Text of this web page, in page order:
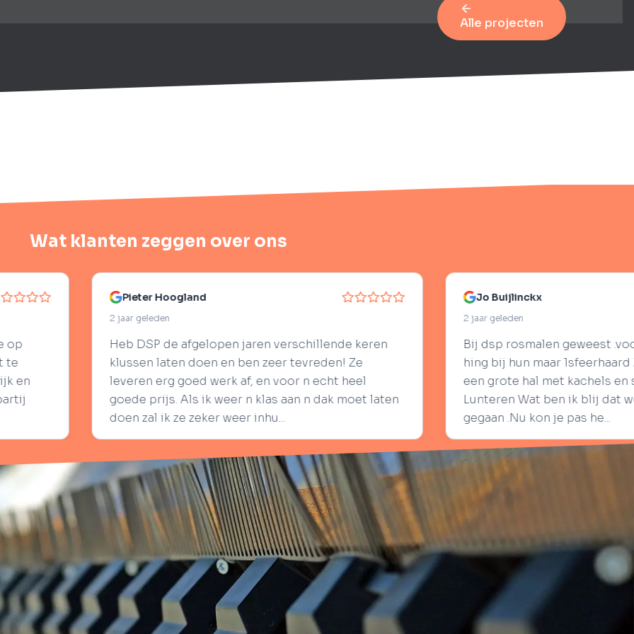
Alle projecten
Wat klanten zeggen over ons
de afgelopen jaren verschillende keren
doen en ben zeer tevreden! Ze
goed werk af, en voor n echt heel
Als ik weer n klas aan n dak moet laten
ze zeker weer inhu...
Jo Buijlinckx
Bij dsp rosmalen geweest .voor een sfeerhaard .Er
hing bij hun maar 1sfeerhaard Ze stuurde ons naar
een grote hal met kachels en sfeerhaarden in
Lunteren Wat ben ik blij dat we daar naar toe zijn